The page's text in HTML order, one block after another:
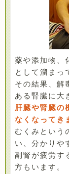
薬や添加物、
として溜まっ
その結果、解
ある腎臓に大
肝臓や腎臓の
なくなってき
むくみという
い、分かりや
副腎が疲労す
方もいます。